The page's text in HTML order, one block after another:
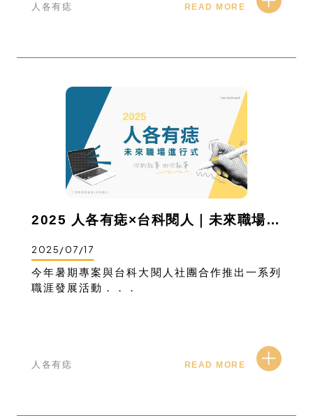
人各有痣 READ MORE
2025 人各有痣×台科閱人｜未來職場進行式
2025/07/17
今年暑期專案與台科大閱人社團合作推出一系列
職涯發展活動．．．
人各有痣 READ MORE